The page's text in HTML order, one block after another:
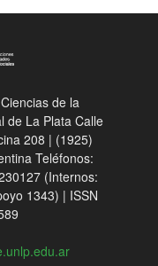
de la
de La Plata Calle
208 | (1925)
Teléfonos:
(Internos:
1343) | ISSN